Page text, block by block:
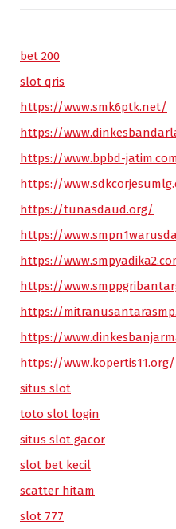
bet 200
slot qris
https://www.smk6ptk.net/
https://
https://www.bpbd-
https://
https://tunasdaud.org/
https://
https://
https://
https://
https://
https://www.kopertis11.org/
situs slot
toto slot login
situs slot gacor
slot bet kecil
scatter hitam
slot 777